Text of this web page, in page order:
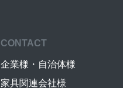
CONTACT
企業様・自治体様
家具関連会社様